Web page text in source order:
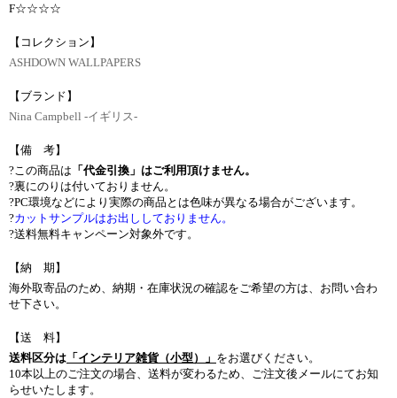
F☆☆☆☆
【コレクション】
ASHDOWN WALLPAPERS
【ブランド】
Nina Campbell -イギリス-
【備 考】
?この商品は 「代金引換」はご利用頂けません。
?裏にのりは付いておりません。
?PC環境などにより実際の商品とは色味が異なる場合がございます。
?カットサンプルはお出ししておりません。
?送料無料キャンペーン対象外です。
【納 期】
海外取寄品のため、納期・在庫状況の確認をご希望の方は、お問い合わ
せ下さい。
【送 料】
送料区分は 「インテリア雑貨（小型）」 をお選びください。
10本以上のご注文の場合、送料が変わるため、ご注文後メールにてお知
らせいたします。